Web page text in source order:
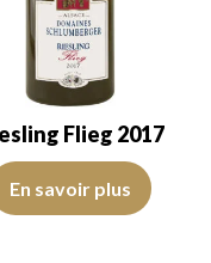
verts, de bonne
Flieg 2017
robe est jaune citron avec
En savoir plus